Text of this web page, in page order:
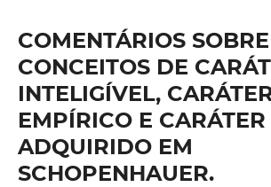
COMENTÁRIOS
CONCEITOS DE
INTELIGÍVEL,
EMPÍRICO E CARÁTER
ADQUIRIDO EM
SCHOPENHAUER.